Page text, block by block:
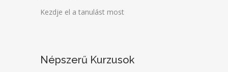
Kezdje el a tanulást most
Népszerű Kurzusok